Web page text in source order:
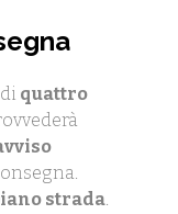
quattro
strada.